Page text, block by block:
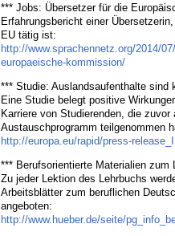
*** Jobs: Übersetzer für die
Erfahrungsbericht einer
EU tätig ist:
http://www.sprachennetz.org/2014/
europaeische-kommission/
*** Studie: Auslandsaufenthalte sind
Eine Studie belegt positive
Karriere von Studierenden, die
Austauschprogramm teilgenommen
http://europa.eu/rapid/press-
*** Berufsorientierte Materialien zum
Zu jeder Lektion des Lehrbuchs
Arbeitsblätter zum beruflichen
angeboten:
http://www.hueber.de/seite/